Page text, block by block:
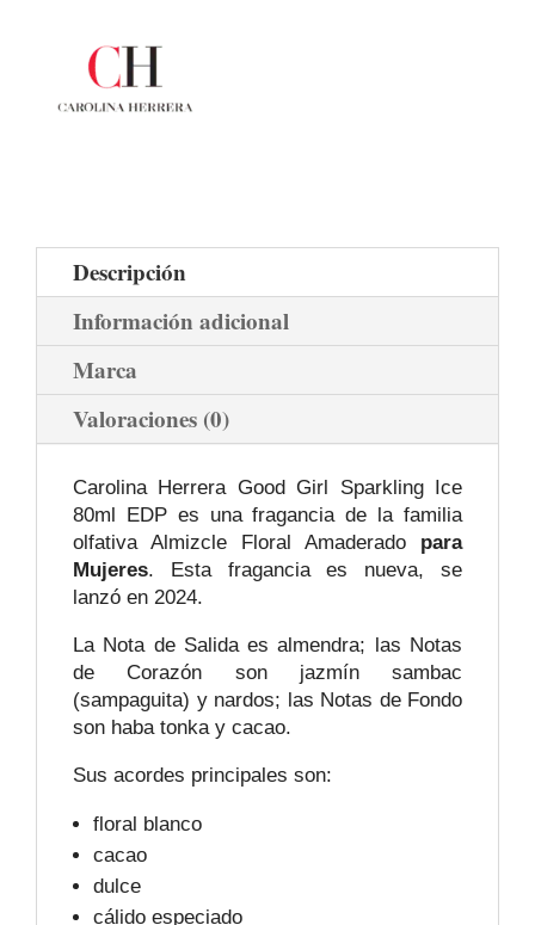
Descripción
Información adicional
Marca
Valoraciones (0)
Carolina Herrera Good Girl Sparkling Ice
80ml EDP es una fragancia de la familia
olfativa Almizcle Floral Amaderado para
Mujeres. Esta fragancia es nueva, se
lanzó en 2024.
La Nota de Salida es almendra; las Notas
de Corazón son jazmín sambac
(sampaguita) y nardos; las Notas de Fondo
son haba tonka y cacao.
Sus acordes principales son:
floral blanco
cacao
dulce
cálido especiado